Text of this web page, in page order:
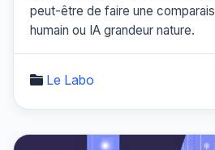
peut-être de faire une
humain ou IA grandeur nature.
Le Labo